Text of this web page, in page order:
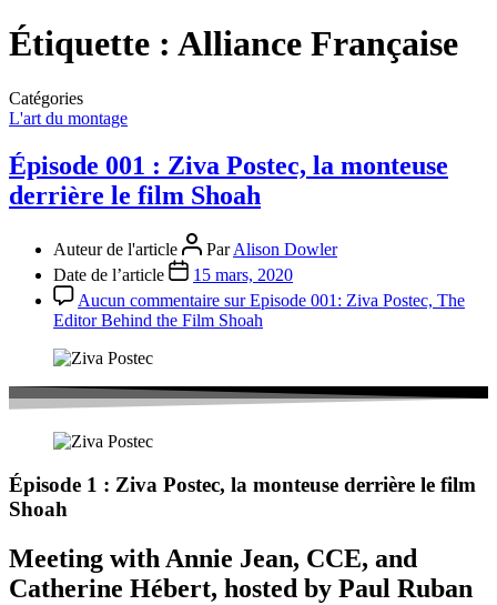
Étiquette : Alliance Française
Catégories
L'art du montage
Épisode 001 : Ziva Postec, la monteuse
derrière le film Shoah
Auteur de l'article ParAlison Dowler
Date de l’article
15 mars, 2020
Aucun commentaire sur Episode 001: Ziva Postec, The
Editor Behind the Film Shoah
Épisode 1 : Ziva Postec, la monteuse derrière le film
Shoah
Meeting with Annie Jean, CCE, and
Catherine Hébert, hosted by Paul Ruban